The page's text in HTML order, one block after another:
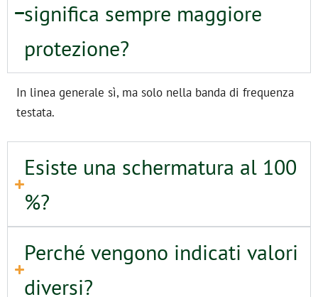
significa sempre maggiore
protezione?
In linea generale sì, ma solo nella banda di frequenza
testata.
Esiste una schermatura al 100
%?
Perché vengono indicati valori
diversi?